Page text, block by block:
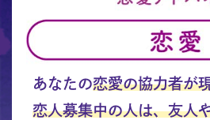
あなたの恋愛の協力者が
恋人募集中の人は、友人